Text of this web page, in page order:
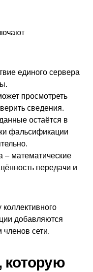
единого сервера
просмотреть
сведения.
остаётся в
фальсификации
– математические
передачи и
коллективного
добавляются
сети.
которую